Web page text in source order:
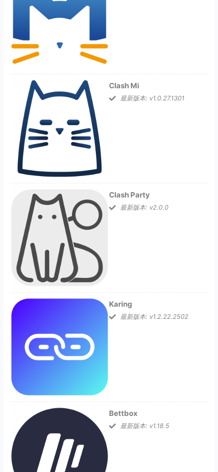
Clash Mi
最新版本: v1.0.27.1301
Clash Party
最新版本: v2.0.0
Karing
最新版本: v1.2.22.2502
Bettbox
最新版本: v1.18.5